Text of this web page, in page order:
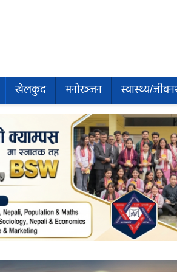
खेलकुद मनोरञ्जन स्वास्थ्य/